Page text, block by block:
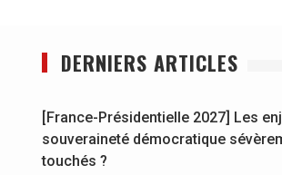
DERNIERS ARTICLES
[France-Présidentielle 2027] Les
souveraineté démocratique
touchés ?